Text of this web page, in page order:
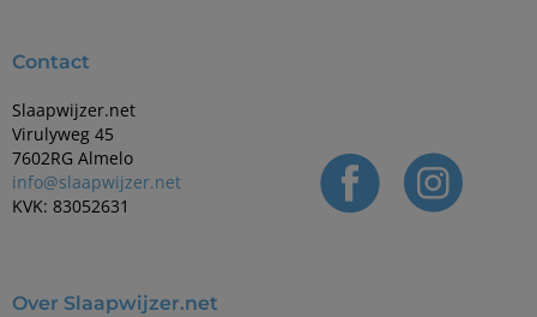
Contact
Slaapwijzer.net
Virulyweg 45
7602RG Almelo
info@slaapwijzer.net
KVK: 83052631
Over Slaapwijzer.net